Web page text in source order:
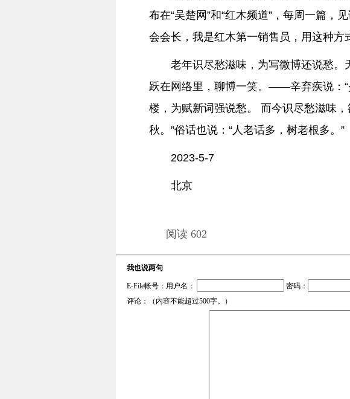
布在“吴楚网”和“红木频道”，每周一篇，
会会长，我是红木第一销售员，用这种方
老年识尽愁滋味，为写微博还说愁
跃在网络里，聊博一笑。——辛弃疾说：
楼，为赋新词强说愁。 而今识尽愁滋味
秋。”俗话也说：“人老话多，树老根多。”
2023-5-7
北京
阅读 602
我也说两句
E-File帐号：用户名： 密码：
评论：（内容不能超过500字。）